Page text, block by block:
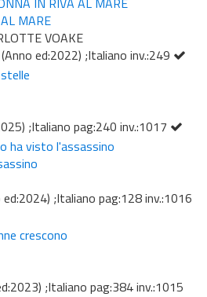
MARE
VOAKE
ed:2022) ;Italiano inv.:249
;Italiano pag:240 inv.:1017
;Italiano pag:128 inv.:1016
;Italiano pag:384 inv.:1015